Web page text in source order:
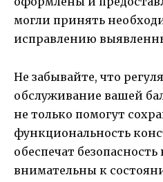
могли принять
исправлению
Не забывайте, что
обслуживание вашей
не только помогут
функциональность
обеспечат
внимательны к